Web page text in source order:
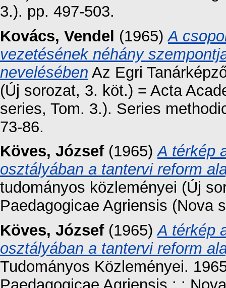
3.). pp. 497-503.
Kovács, Vendel (1965)A
vezetésének néhány
nevelésében Az Egri
(Új sorozat, 3. köt.) = Acta
series, Tom. 3.). Series
73-86.
Köves, József(1965)A térkép
osztályában a tantervi reform
tudományos közleményei (Új
Paedagogicae Agriensis (Nova
Köves, József(1965)A térkép
osztályában a tantervi reform
Tudományos Közleményei.